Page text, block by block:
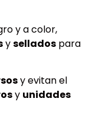
y a color,
ysellados para
y evitan el
y unidades